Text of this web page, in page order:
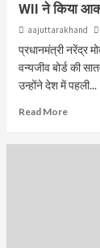
WII ने किया
aajuttarakhand
प्रधानमंत्री नरेंद्र
वन्यजीव बोर्ड की
उन्होंने देश में पहली...
Read More